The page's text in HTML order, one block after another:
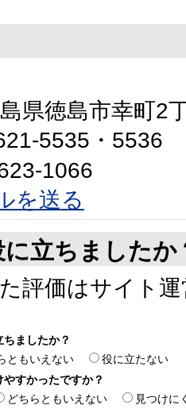
県徳島市幸町2
5535・5536
1066
を送る
立ちましたか
評価はサイト
ましたか？
ともいえない
役に立たない
すかったですか？
どちらともいえない 見つけに